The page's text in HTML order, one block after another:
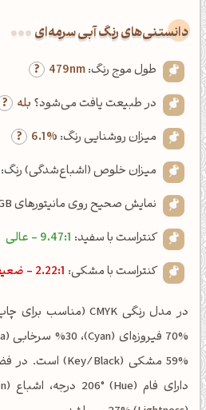
دانستنی‌های رنگ آبی سرمه‌ای
طول موج رنگ:479nm
در طبیعت یافت می‌شود؟ بله
میزان روشنایی رنگ: 6.1%
میزان خلوص (اشباع‌شدگی) رنگ:
نمایش صحیح روی مانیتورهای RGB؟
کنتراست با سفید: 9.47:1 - عالی
کنتراست با مشکی: 2.22:1 - ضعیف
در مدل رنگی CMYK (مناسب برای چاپ)، رنگ